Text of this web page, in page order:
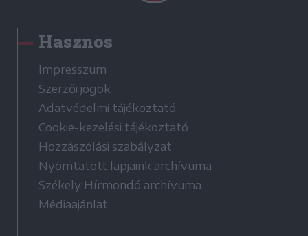
Hasznos
Impresszum
Szerzői jogok
Adatvédelmi tájékoztató
Cookie-kezelési tájékoztató
Hozzászólási szabályzat
Nyomtatott lapjaink archívuma
Székely Hírmondó archívuma
Médiaajánlat